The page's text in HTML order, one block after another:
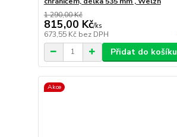
1 290,00 Kč
815,00 Kč/ks
673,55 Kč bez DPH
Přidat do košíku
Akce